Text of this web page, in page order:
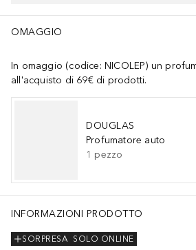
OMAGGIO
In omaggio (codice: NICOLEP) un
all'acquisto di 69€ di prodotti.
DOUGLAS
Profumatore auto
1 pezzo
INFORMAZIONI PRODOTTO
SOLO ONLINE
SORPRESA